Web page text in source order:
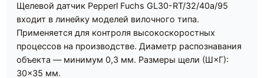
Щелевой датчик Pepperl Fuchs GL30-RT/32/40a/95
входит в линейку моделей вилочного типа.
Применяется для контроля высокоскоростных
процессов на производстве. Диаметр распознавания
объекта — минимум 0,3 мм. Размеры щели (Ш×Г):
30×35 мм.